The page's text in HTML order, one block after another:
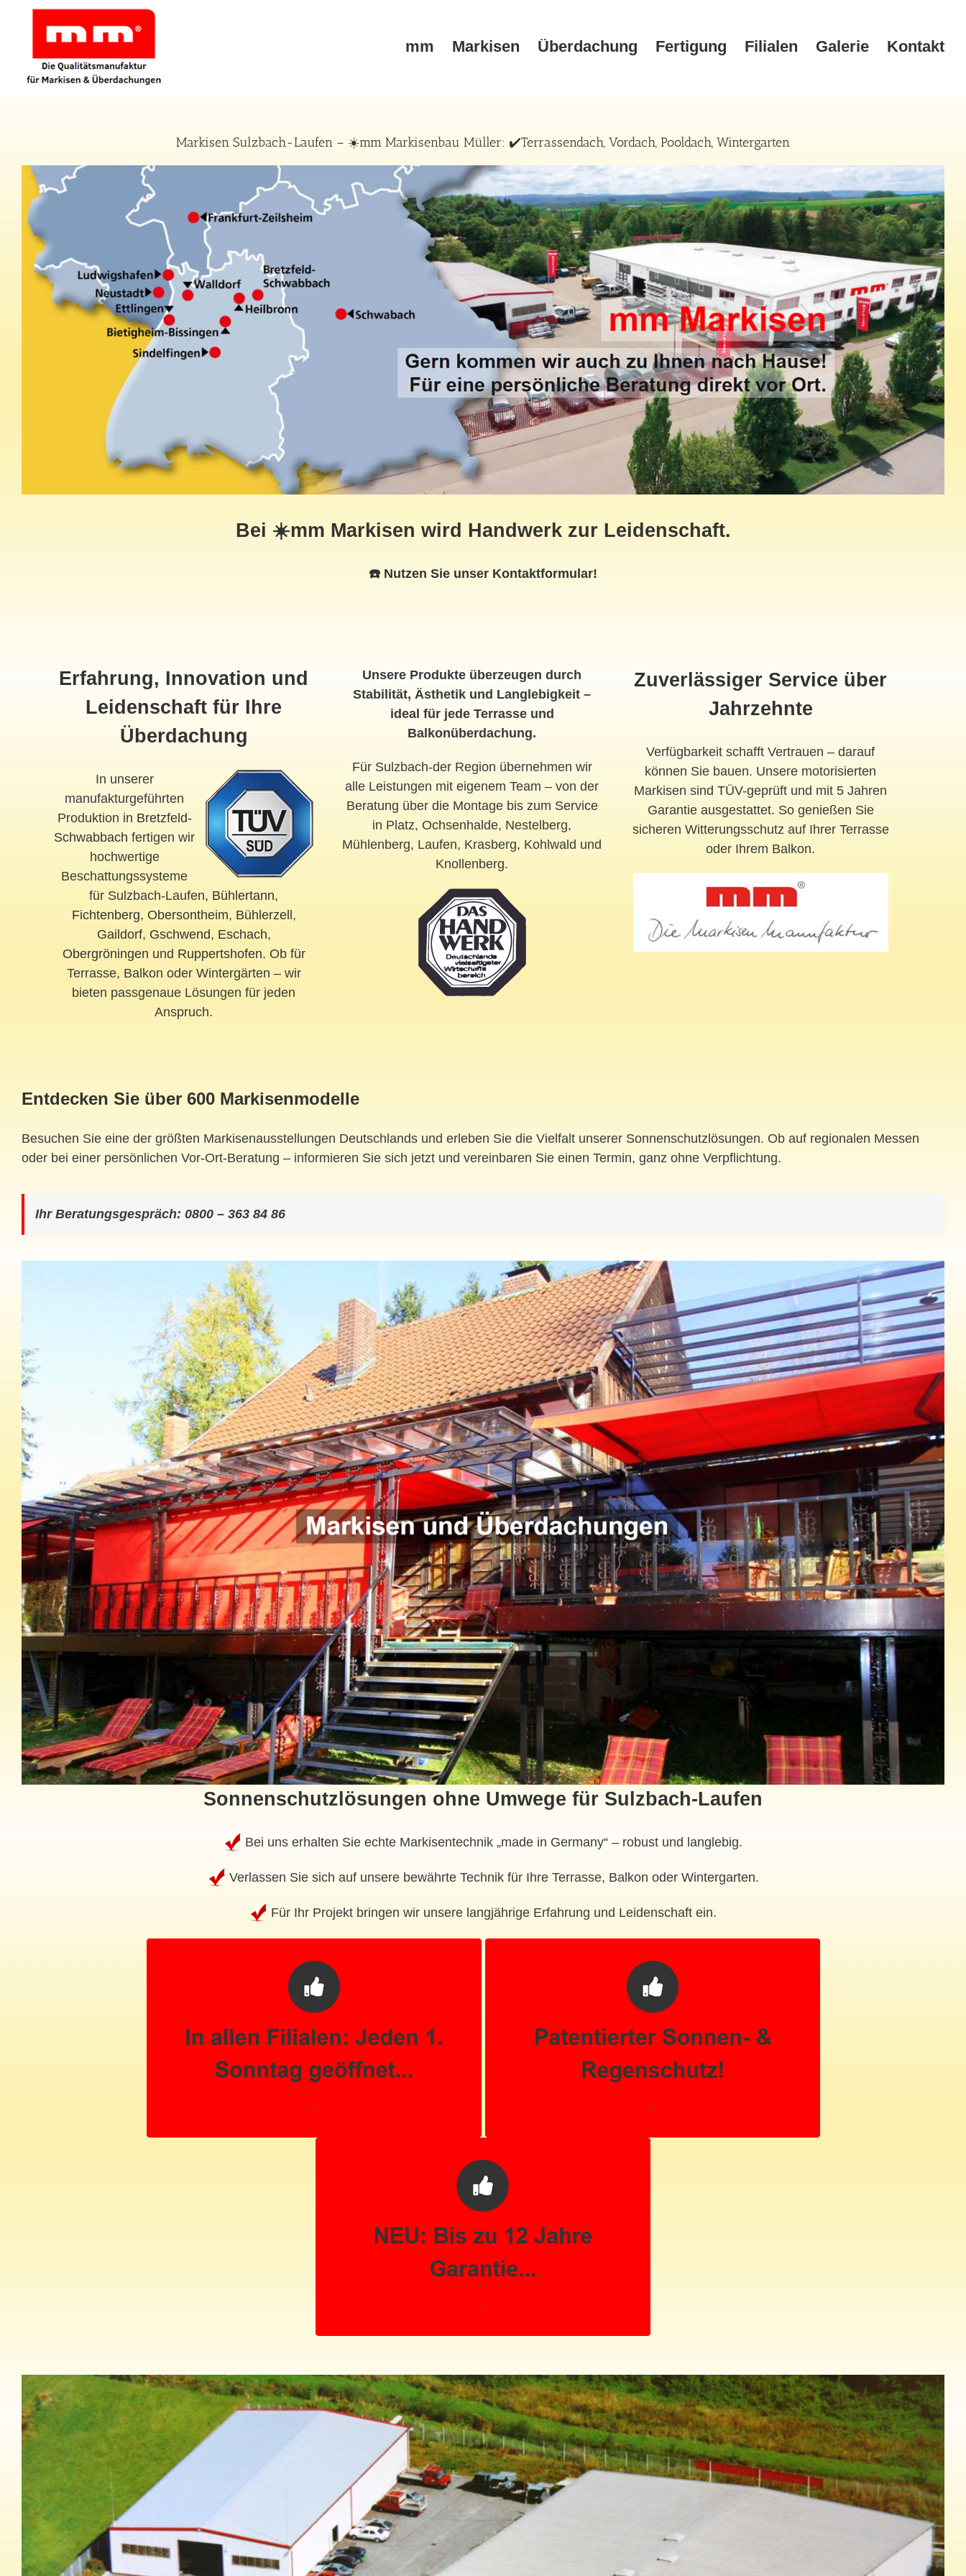
mm Markisen Überdachung Fertigung Filialen Galerie Kontakt
Markisen Sulzbach-Laufen – ☀️mm Markisenbau Müller: ✔️Terrassendach, Vordach, Pooldach, Wintergarten
Bei ☀️mm Markisen wird Handwerk zur Leidenschaft.
☎️ Nutzen Sie unser Kontaktformular!
Erfahrung, Innovation und
Leidenschaft für Ihre
Überdachung
In unserer
manufakturgeführten
Produktion in Bretzfeld-
Schwabbach fertigen wir
hochwertige
Beschattungssysteme
für Sulzbach-Laufen, Bühlertann,
Fichtenberg, Obersontheim, Bühlerzell ,
Gaildorf, Gschwend, Eschach,
Obergröningen und Ruppertshofen. Ob für
Terrasse, Balkon oder Wintergärten – wir
bieten passgenaue Lösungen für jeden
Anspruch.
Unsere Produkte überzeugen durch
Stabilität, Ästhetik und Langlebigkeit –
ideal für jede Terrasse und
Balkonüberdachung.
Für Sulzbach-der Region übernehmen wir
alle Leistungen mit eigenem Team – von der
Beratung über die Montage bis zum Service
in Platz, Ochsenhalde, Nestelberg,
Mühlenberg, Laufen, Krasberg, Kohlwald und
Knollenberg.
Zuverlässiger Service über
Jahrzehnte
Verfügbarkeit schafft Vertrauen – darauf
können Sie bauen. Unsere motorisierten
Markisen sind TÜV-geprüft und mit 5 Jahren
Garantie ausgestattet. So genießen Sie
sicheren Witterungsschutz auf Ihrer Terrasse
oder Ihrem Balkon.
Entdecken Sie über 600 Markisenmodelle
Besuchen Sie eine der größten Markisenausstellungen Deutschlands und erleben Sie die Vielfalt unserer Sonnenschutzlösungen. Ob auf regionalen Messen
oder bei einer persönlichen Vor-Ort-Beratung – informieren Sie sich jetzt und vereinbaren Sie einen Termin, ganz ohne Verpflichtung.
Ihr Beratungsgespräch: 0800 – 363 84 86
Sonnenschutzlösungen ohne Umwege für Sulzbach-Laufen
Bei uns erhalten Sie echte Markisentechnik „made in Germany“ – robust und langlebig.
Verlassen Sie sich auf unsere bewährte Technik für Ihre Terrasse, Balkon oder Wintergarten.
Für Ihr Projekt bringen wir unsere langjährige Erfahrung und Leidenschaft ein.